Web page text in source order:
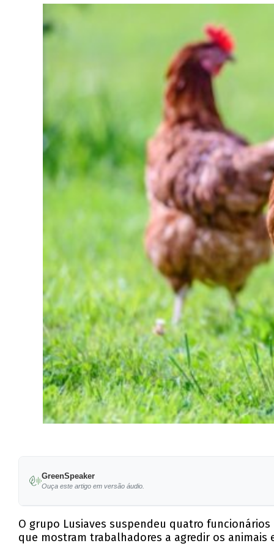
GreenSpeaker
Ouça este artigo em versão áudio.
O grupo Lusiaves suspendeu quatro
que mostram trabalhadores a agredir os